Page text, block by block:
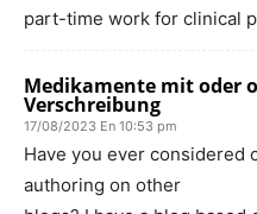
part-time work for clinical
Medikamente mit oder
Verschreibung
17/08/2023 En 10:53 pm
Have you ever considered
authoring on other